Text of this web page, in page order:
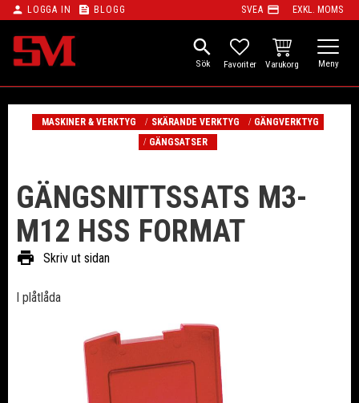
Meny
person LOGGA IN feed BLOGG SVEA payment EXKL. MOMS
search
FAVORITER
KUNDVAGN
MASKINER & VERKTYG SKÄRANDE VERKTYG
GÄNGVERKTYG
GÄNGSATSER
GÄNGSNITTSSATS M3-
M12 HSS FORMAT
print Skriv ut sidan
I plåtlåda